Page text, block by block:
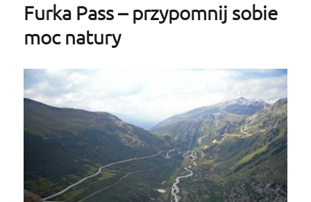
Furka Pass – przypomnij sobie
moc natury